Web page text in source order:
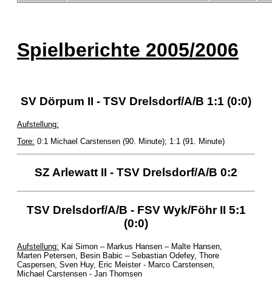
Spielberichte 2005/2006
SV Dörpum II - TSV Drelsdorf/A/B 1:1 (0:0)
Aufstellung:
Tore: 0:1 Michael Carstensen (90. Minute); 1:1 (91. Minute)
SZ Arlewatt II - TSV Drelsdorf/A/B 0:2
TSV Drelsdorf/A/B - FSV Wyk/Föhr II 5:1
(0:0)
Aufstellung: Kai Simon – Markus Hansen – Malte Hansen,
Marten Petersen, Besin Babic – Sebastian Odefey, Thore
Caspersen, Sven Huy, Eric Meister - Marco Carstensen,
Michael Carstensen - Jan Thomsen